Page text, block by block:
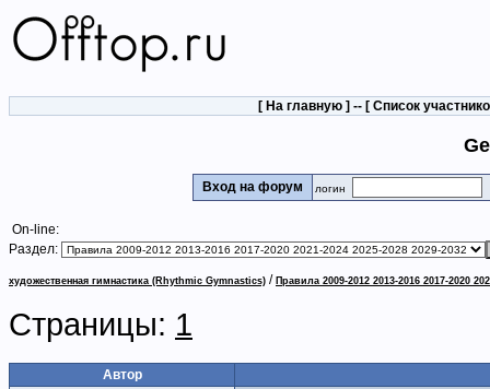
[ На главную ] -- [ Список
Вход на форум логин
On-line:
Раздел:
художественная гимнастика (Rhythmic Gymnastics) / Правила 2009-2012 2013-2016 2017-2020
Страницы: 1
Автор